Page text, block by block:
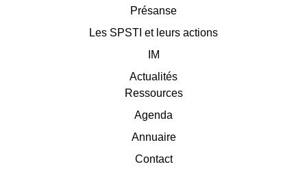
Présanse
Les SPSTI et leurs actions
IM
Actualités
Ressources
Agenda
Annuaire
Contact